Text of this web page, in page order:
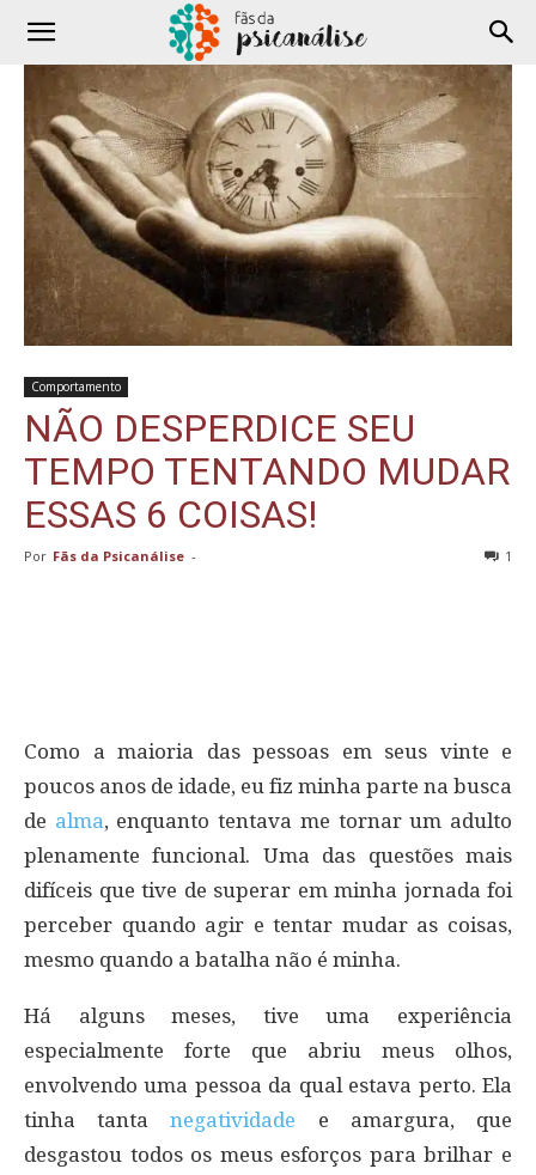
Comportamento
NÃO DESPERDICE SEU
TEMPO TENTANDO MUDAR
ESSAS 6 COISAS!
Por Fãs da Psicanálise - 1
Como a maioria das pessoas em seus vinte e
poucos anos de idade, eu fiz minha parte na busca
de alma, enquanto tentava me tornar um adulto
plenamente funcional. Uma das questões mais
difíceis que tive de superar em minha jornada foi
perceber quando agir e tentar mudar as coisas,
mesmo quando a batalha não é minha.
Há alguns meses, tive uma experiência
especialmente forte que abriu meus olhos,
envolvendo uma pessoa da qual estava perto. Ela
tinha tantanegatividade e amargura, que
desgastou todos os meus esforços para brilhar e